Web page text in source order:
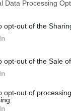
Data Processing
opt-out of the
opt-out of the Sale
opt-out of